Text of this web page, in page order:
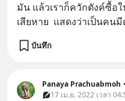
มัน แล้วเราก็ควักตังค์ซื้อ
เสียหาย  แสดงว่าเป็นคน
บันทึก
Panaya Prachuabmoh •
17 เม.ย. 2022 เวลา